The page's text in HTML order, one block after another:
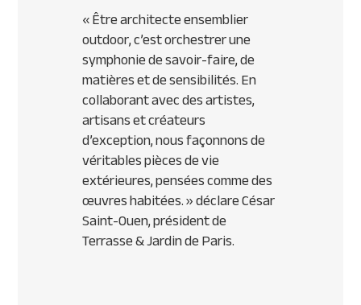
«Être architecte ensemblier
outdoor, c’est orchestrer une
symphonie de savoir-faire, de
matières et de sensibilités. En
collaborant avec des artistes,
artisans et créateurs
d’exception, nous façonnons de
véritables pièces de vie
extérieures, pensées comme des
œuvres habitées.» déclare César
Saint-Ouen, président de
Terrasse & Jardin de Paris.